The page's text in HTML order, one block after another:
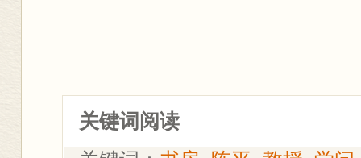
关键词阅读